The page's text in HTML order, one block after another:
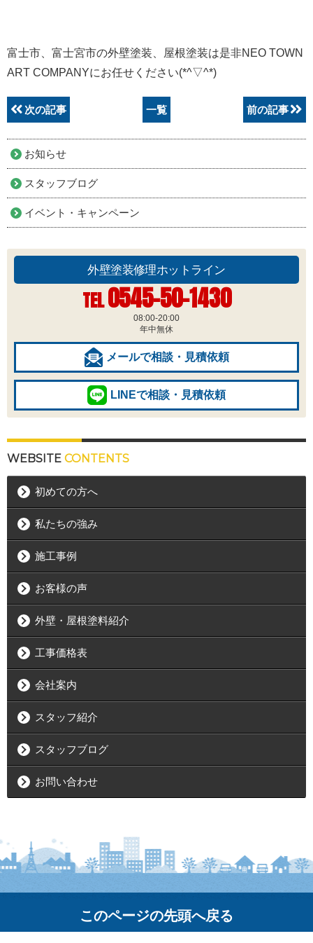
富士市、富士宮市の外壁塗装、屋根塗装は是非NEO TOWN
ART COMPANYにお任せください(*^▽^*)
次の記事 一覧 前の記事
お知らせ
スタッフブログ
イベント・キャンペーン
外壁塗装修理ホットライン
TEL0545-50-1430
08:00-20:00
年中無休
メールで相談・見積依頼
LINEで相談・見積依頼
WEBSITE CONTENTS
初めての方へ
私たちの強み
施工事例
お客様の声
外壁・屋根塗料紹介
工事価格表
会社案内
スタッフ紹介
スタッフブログ
お問い合わせ
このページの先頭へ戻る